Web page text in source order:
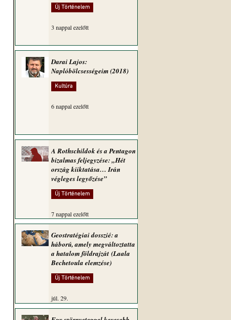
Új Történelem
3 nappal ezelőtt
Darai Lajos:
Naplóbölcsességeim (2018)
Kultúra
6 nappal ezelőtt
A Rothschildok és a Pentagon
bizalmas feljegyzése: „Hét
ország kiiktatása… Irán
végleges legyőzése”
Új Történelem
7 nappal ezelőtt
Geostratégiai dosszié: a
háború, amely megváltoztatta
a hatalom földrajzát (Laala
Bechetoula elemzése)
Új Történelem
júl. 29.